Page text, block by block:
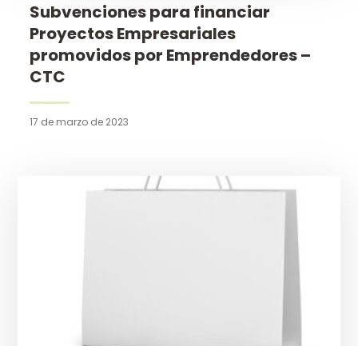
Subvenciones para financiar
Proyectos Empresariales
promovidos por Emprendedores –
CTC
17 de marzo de 2023